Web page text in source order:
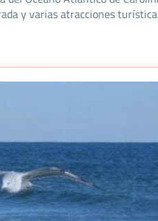
y varias atracciones